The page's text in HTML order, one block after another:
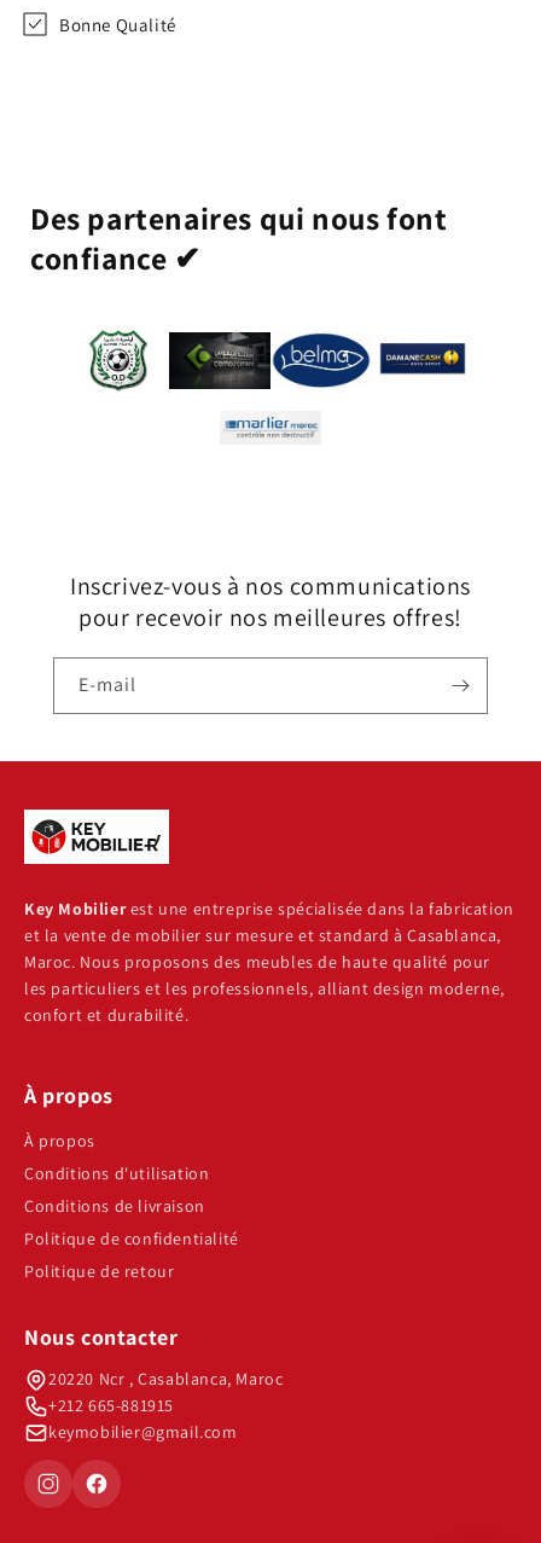
Bonne Qualité
Des partenaires qui nous font
confiance ✔
Inscrivez-vous à nos communications
pour recevoir nos meilleures offres!
E-mail
Key Mobilierest une entreprise spécialisée dans la fabrication
et la vente de mobilier sur mesure et standard à Casablanca,
Maroc. Nous proposons des meubles de haute qualité pour
les particuliers et les professionnels, alliant design moderne,
confort et durabilité.
À propos
À propos
Conditions d'utilisation
Conditions de livraison
Politique de confidentialité
Politique de retour
Nous contacter
20220 Ncr , Casablanca, Maroc
+212 665-881915
keymobilier@gmail.com